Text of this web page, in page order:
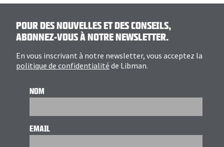
POUR DES NOUVELLES ET DES CONSEILS,
ABONNEZ-VOUS À NOTRE NEWSLETTER.
En vous inscrivant à notre newsletter, vous acceptez la
politique de confidentialité de Libman.
NOM
EMAIL